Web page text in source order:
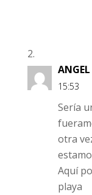
15:53
Sería
otra
Aquí
playa